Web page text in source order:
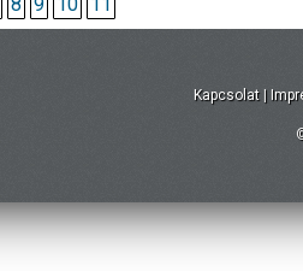
Kapcsolat |